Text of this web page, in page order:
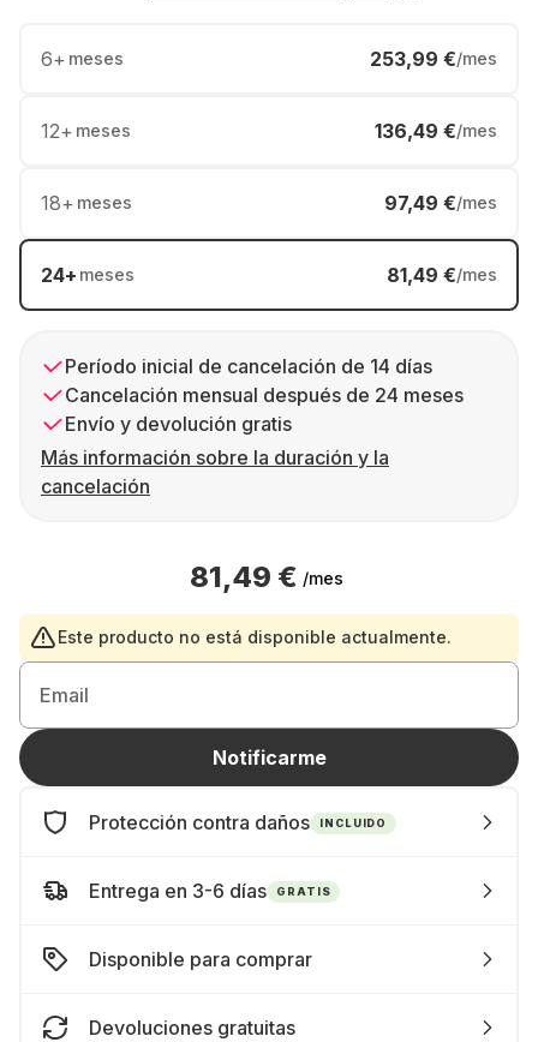
6+ meses 253,99 €/mes
12+ meses 136,49 €/mes
18+ meses 97,49 €/mes
24+ meses 81,49 €/mes
Período inicial de cancelación de 14 días
Cancelación mensual después de 24 meses
Envío y devolución gratis
Más información sobre la duración y la
cancelación
81,49 € /mes
Este producto no está disponible actualmente.
Email
Notificarme
Protección contra daños INCLUIDO
Entrega en 3-6 días GRATIS
Disponible para comprar
Devoluciones gratuitas